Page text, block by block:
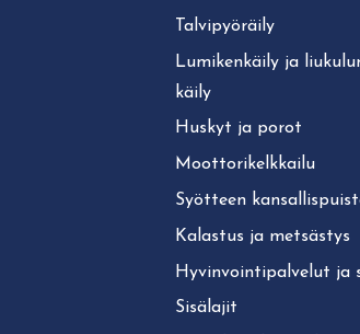
Tal­vi­pyö­räi­ly
Lu­mi­ken­käi­ly ja
käi­ly
Huskyt ja porot
Moot­to­ri­kelk­kai­lu
Syötteen
Kalastus ja metsästys
Hy­vin­voin­ti­pal­ve­lut ja
Sisälajit